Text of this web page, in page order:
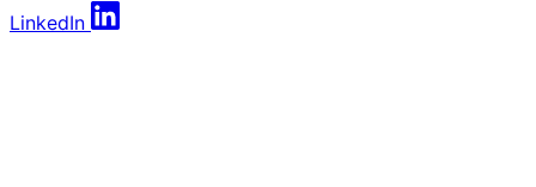
LinkedIn